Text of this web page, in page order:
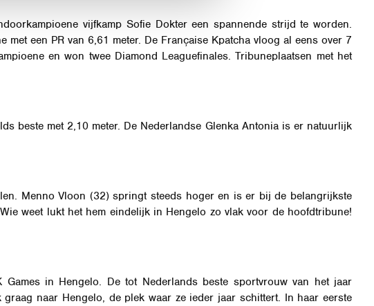
vijfkamp Sofie Dokter een spannende strijd te worden.
een PR van 6,61 meter. De Française Kpatcha vloog al eens over 7
en won twee Diamond Leaguefinales. Tribuneplaatsen met het
beste met 2,10 meter. De Nederlandse Glenka Antonia is er natuurlijk
Menno Vloon (32) springt steeds hoger en is er bij de belangrijkste
weet lukt het hem eindelijk in Hengelo zo vlak voor de hoofdtribune!
in Hengelo. De tot Nederlands beste sportvrouw van het jaar
naar Hengelo, de plek waar ze ieder jaar schittert. In haar eerste